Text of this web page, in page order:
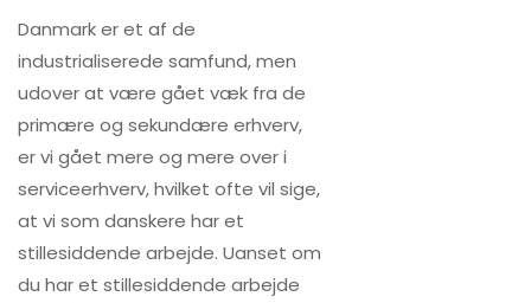
Danmark er et af de
industrialiserede samfund, men
udover at være gået væk fra de
primære og sekundære erhverv,
er vi gået mere og mere over i
serviceerhverv, hvilket ofte vil sige,
at vi som danskere har et
stillesiddende arbejde. Uanset om
du har et stillesiddende arbejde